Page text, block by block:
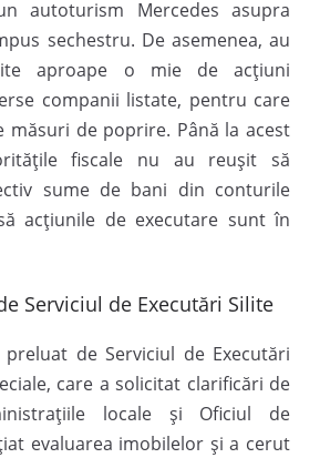
autoturism Mercedes asupra
sechestru. De asemenea, au
aproape o mie de acțiuni
companii listate, pentru care
măsuri de poprire. Până la acest
fiscale nu au reușit să
sume de bani din conturile
acțiunile de executare sunt în
Serviciul de Executări Silite
de Serviciul de Executări
care a solicitat clarificări de
locale și Oficiul de
evaluarea imobilelor și a cerut